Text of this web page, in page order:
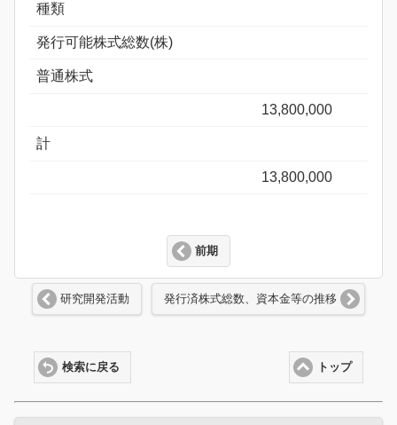
種類
発行可能株式総数(株)
普通株式
13,800,000
計
13,800,000
前期
研究開発活動 発行済株式総数、資本金等の推移
トップ
検索に戻る